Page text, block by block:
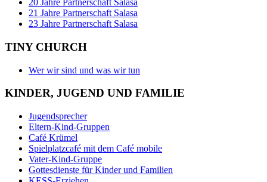
20 Jahre Partnerschaft Salasa
21 Jahre Partnerschaft Salasa
23 Jahre Partnerschaft Salasa
TINY CHURCH
Wer wir sind und was wir tun
KINDER, JUGEND UND FAMILIE
Jugendsprecher
Eltern-Kind-Gruppen
Café Krümel
Spielplatzcafé mit dem Café mobile
Vater-Kind-Gruppe
Gottesdienste für Kinder und Familien